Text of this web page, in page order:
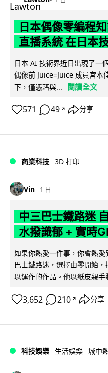
日本偶像零編程
直播系統 在日本
日本 AI 技術界近日出現了一
偶像前 Juice=Juice 成員宮本
下，僅憑藉與...
閱讀全文
571 49 ↗ 分享
商業科技 3D 打印
Vin 1 日
中三巴士鐵路迷
水撥識郁 + 實時
如果你熱愛一件事，你會熱
巴士鐵路迷，選擇由零開始
以運作的作品。他以紙皮親手
3,652 210 ↗ 分享
科技娛樂 生活娛樂 城中